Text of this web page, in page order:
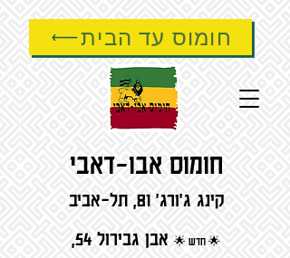
חומוס אבו-דאבי
קינג ג'ורג' 81, תל-אביב
🌟 חדש 🌟
אבן גבירול 54,
חומוס עד הבית